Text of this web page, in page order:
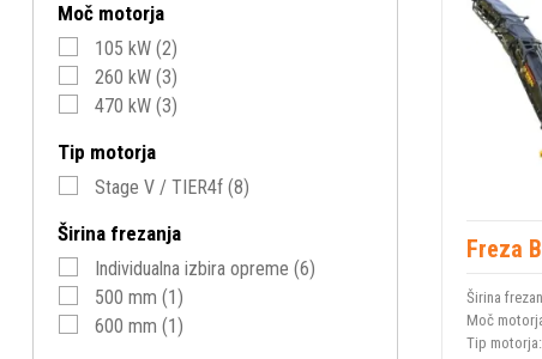
Moč motorja
105 kW (2)
260 kW (3)
470 kW (3)
Tip motorja
Stage V / TIER4f (8)
Širina frezanja
Individualna izbira opreme (6)
500 mm (1)
600 mm (1)
Freza
Širina
Moč
Tip motorja: